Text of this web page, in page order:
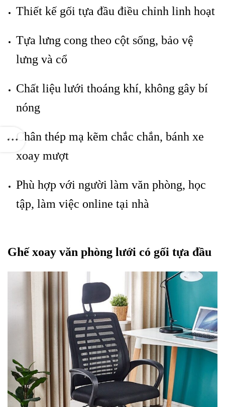
Thiết kế gối tựa đầu điều chỉnh linh hoạt
Tựa lưng cong theo cột sống, bảo vệ
lưng và cổ
Chất liệu lưới thoáng khí, không gây bí
nóng
Chân thép mạ kẽm chắc chắn, bánh xe
xoay mượt
Phù hợp với người làm văn phòng, học
tập, làm việc online tại nhà
Ghế xoay văn phòng lưới có gối tựa đầu